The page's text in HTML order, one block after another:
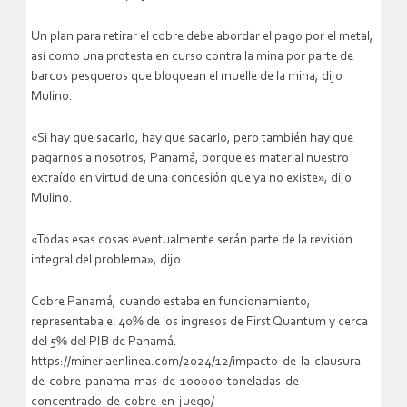
Un plan para retirar el cobre debe abordar el pago por el metal,
así como una protesta en curso contra la mina por parte de
barcos pesqueros que bloquean el muelle de la mina, dijo
Mulino.
«Si hay que sacarlo, hay que sacarlo, pero también hay que
pagarnos a nosotros, Panamá, porque es material nuestro
extraído en virtud de una concesión que ya no existe», dijo
Mulino.
«Todas esas cosas eventualmente serán parte de la revisión
integral del problema», dijo.
Cobre Panamá, cuando estaba en funcionamiento,
representaba el 40% de los ingresos de First Quantum y cerca
del 5% del PIB de Panamá.
https://mineriaenlinea.com/2024/12/impacto-de-la-clausura-
de-cobre-panama-mas-de-100000-toneladas-de-
concentrado-de-cobre-en-juego/